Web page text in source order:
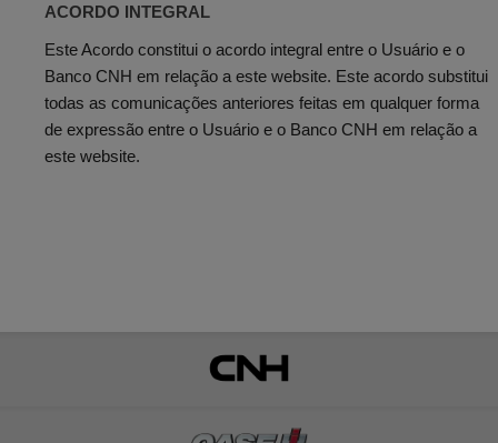
ACORDO INTEGRAL
Este Acordo constitui o acordo integral entre o Usuário e o
Banco CNH em relação a este website. Este acordo substitui
todas as comunicações anteriores feitas em qualquer forma
de expressão entre o Usuário e o Banco CNH em relação a
este website.